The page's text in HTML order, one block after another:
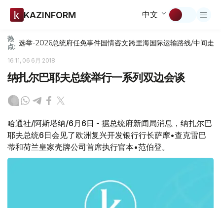
KAZINFORM 中文
热
点: 选举-2026总统府任免事件国情咨文跨里海国际运输路线/中间走廊
16:11, 06 6月 2018
纳扎尔巴耶夫总统举行一系列双边会谈
哈通社/阿斯塔纳/6月6日 - 据总统府新闻局消息，纳扎尔巴
耶夫总统6日会见了欧洲复兴开发银行行长萨摩•查克雷巴
蒂和荷兰皇家壳牌公司首席执行官本•范伯登。